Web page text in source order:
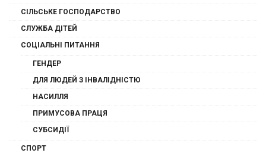
СІЛЬСЬКЕ ГОСПОДАРСТВО
СЛУЖБА ДІТЕЙ
СОЦІАЛЬНІ ПИТАННЯ
ГЕНДЕР
ДЛЯ ЛЮДЕЙ З ІНВАЛІДНІСТЮ
НАСИЛЛЯ
ПРИМУСОВА ПРАЦЯ
СУБСИДІЇ
СПОРТ